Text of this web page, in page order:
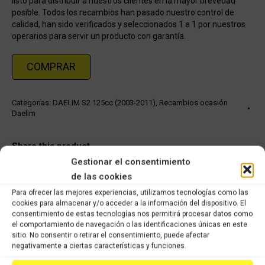
Gestionar el consentimiento
de las cookies
Para ofrecer las mejores experiencias, utilizamos tecnologías como las
cookies para almacenar y/o acceder a la información del dispositivo. El
consentimiento de estas tecnologías nos permitirá procesar datos como
el comportamiento de navegación o las identificaciones únicas en este
sitio. No consentir o retirar el consentimiento, puede afectar
negativamente a ciertas características y funciones.
posible. Todos los recambios han pasado nuestro control de
calidad, han sido verificados y seleccionados 1 a 1 por nuestros
operarios para servir un producto con garantía.
COMPRAR
Categorías: DAELIM S2 125cc (2003-2011), Recambios ocasión
Daelim
Share this product
on
X
Share
on
Facebook
Share
on
Pinterest
Share
on
LinkedIn
Productos relacionados